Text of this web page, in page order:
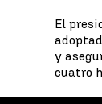
El
y
cuatro